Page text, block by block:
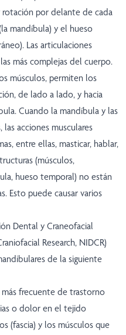
por delante de cada
mandíbula) y el hueso
Las articulaciones
más complejas del cuerpo.
músculos, permiten los
de lado a lado, y hacia
Cuando la mandíbula y las
acciones musculares
entre ellas, masticar, hablar,
(músculos,
hueso temporal) no están
Esto puede causar varios
Dental y Craneofacial
Research, NIDCR)
de la siguiente
más frecuente de trastorno
o dolor en el tejido
(fascia) y los músculos que